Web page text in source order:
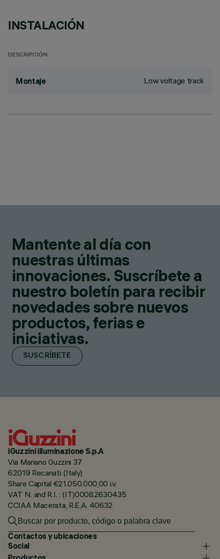
INSTALACIÓN
DESCRIPCIÓN
Montaje Low voltage track
Mantente al día con
nuestras últimas
innovaciones. Suscríbete a
nuestro boletín para recibir
novedades sobre nuevos
productos, ferias e
iniciativas.
SUSCRÍBETE
iGuzzini illuminazione S.p.A
Via Mariano Guzzini 37
62019 Recanati (Italy)
Share Capital €21.050.000,00 i.v.
VAT N. and R.I. : (IT)00082630435
CCIAA Macerata, R.E.A. 40632
Contactos y ubicaciones
Social